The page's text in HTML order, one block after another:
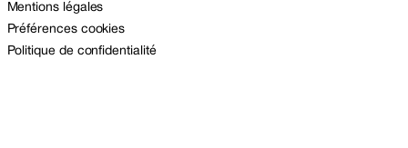
Mentions légales
Préférences cookies
Politique de confidentialité